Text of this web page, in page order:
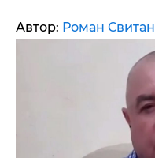
Автор: Роман Свитан